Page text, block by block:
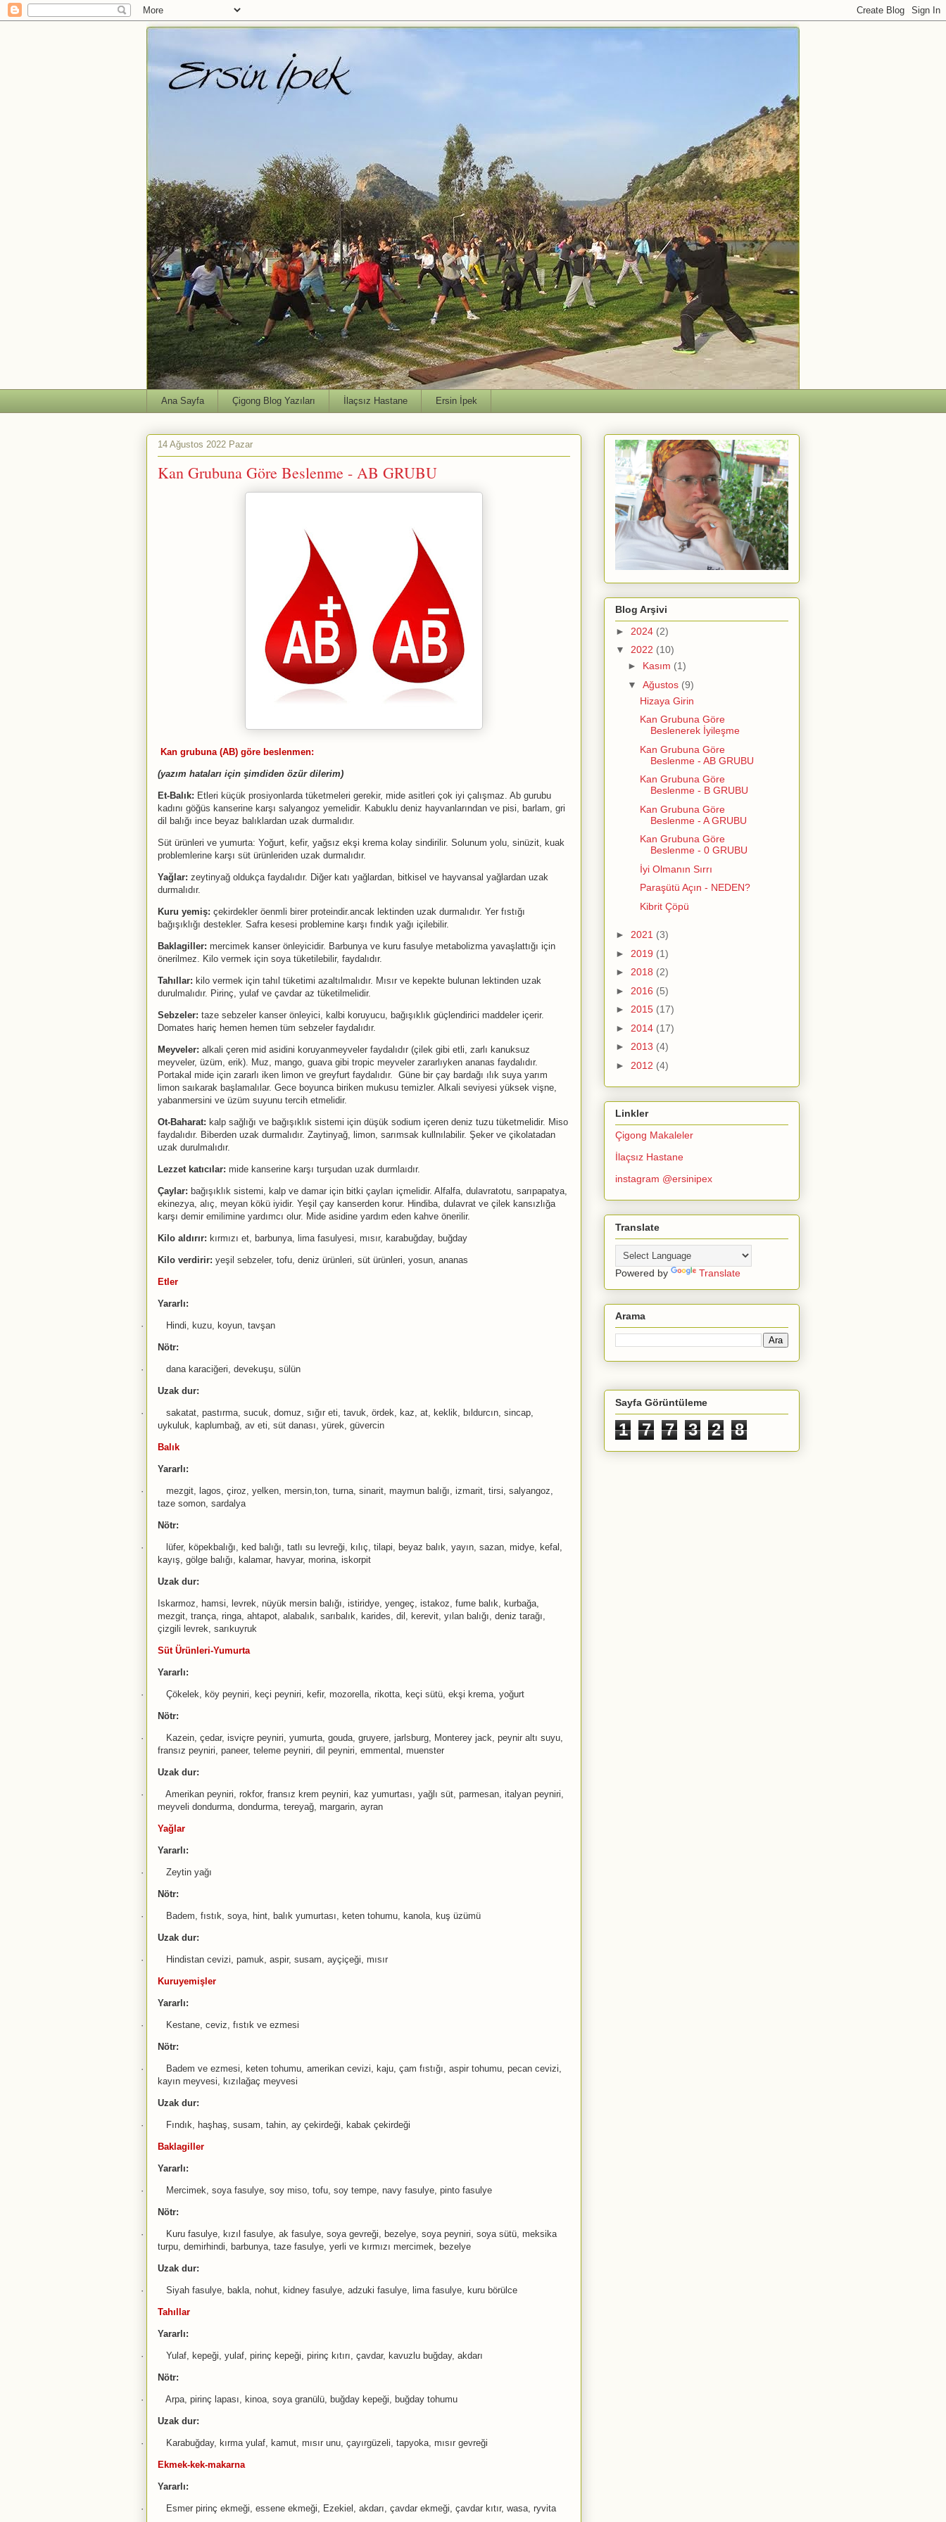
Ana Sayfa Çigong Blog Yazıları İlaçsız Hastane Ersin İpek
14 Ağustos 2022 Pazar
Kan Grubuna Göre Beslenme - AB GRUBU
Kan grubuna (AB) göre beslenmen:
(yazım hataları için şimdiden özür dilerim)
Et-Balık: Etleri küçük prosiyonlarda tüketmeleri gerekir, mide asitleri çok iyi çalışmaz. Ab gurubu
kadını göğüs kanserine karşı salyangoz yemelidir. Kabuklu deniz hayvanlarından ve pisi, barlam, gri
dil balığı ince beyaz balıklardan uzak durmalıdır.
Süt ürünleri ve yumurta: Yoğurt, kefir, yağsız ekşi krema kolay sindirilir. Solunum yolu, sinüzit, kuak
problemlerine karşı süt ürünleriden uzak durmalıdır.
Yağlar: zeytinyağ oldukça faydalıdır. Diğer katı yağlardan, bitkisel ve hayvansal yağlardan uzak
durmalıdır.
Kuru yemiş: çekirdekler öenmli birer proteindir.ancak lektinden uzak durmalıdır. Yer fıstığı
bağışıklığı destekler. Safra kesesi problemine karşı fındık yağı içilebilir.
Baklagiller: mercimek kanser önleyicidir. Barbunya ve kuru fasulye metabolizma yavaşlattığı için
önerilmez. Kilo vermek için soya tüketilebilir, faydalıdır.
Tahıllar: kilo vermek için tahıl tüketimi azaltılmalıdır. Mısır ve kepekte bulunan lektinden uzak
durulmalıdır. Pirinç, yulaf ve çavdar az tüketilmelidir.
Sebzeler: taze sebzeler kanser önleyici, kalbi koruyucu, bağışıklık güçlendirici maddeler içerir.
Domates hariç hemen hemen tüm sebzeler faydalıdır.
Meyveler: alkali çeren mid asidini koruyanmeyveler faydalıdır (çilek gibi etli, zarlı kanuksuz
meyveler, üzüm, erik). Muz, mango, guava gibi tropic meyveler zararlıyken ananas faydalıdır.
Portakal mide için zararlı iken limon ve greyfurt faydalıdır. Güne bir çay bardağı ılık suya yarım
limon saıkarak başlamalılar. Gece boyunca biriken mukusu temizler. Alkali seviyesi yüksek vişne,
yabanmersini ve üzüm suyunu tercih etmelidir.
Ot-Baharat: kalp sağlığı ve bağışıklık sistemi için düşük sodium içeren deniz tuzu tüketmelidir. Miso
faydalıdır. Biberden uzak durmalıdır. Zaytinyağ, limon, sarımsak kullnılabilir. Şeker ve çikolatadan
uzak durulmalıdır.
Lezzet katıcılar: mide kanserine karşı turşudan uzak durmlaıdır.
Çaylar: bağışıklık sistemi, kalp ve damar için bitki çayları içmelidir. Alfalfa, dulavratotu, sarıpapatya,
ekinezya, alıç, meyan kökü iyidir. Yeşil çay kanserden korur. Hindiba, dulavrat ve çilek kansızlığa
karşı demir emilimine yardımcı olur. Mide asidine yardım eden kahve önerilir.
Kilo aldırır: kırmızı et, barbunya, lima fasulyesi, mısır, karabuğday, buğday
Kilo verdirir: yeşil sebzeler, tofu, deniz ürünleri, süt ürünleri, yosun, ananas
Etler
Yararlı:
· Hindi, kuzu, koyun, tavşan
Nötr:
· dana karaciğeri, devekuşu, sülün
Uzak dur:
·
sakatat, pastırma, sucuk, domuz, sığır eti, tavuk, ördek, kaz, at, keklik, bıldurcın, sincap,
uykuluk, kaplumbağ, av eti, süt danası, yürek, güvercin
Balık
Yararlı:
·
mezgit, lagos, çiroz, yelken, mersin,ton, turna, sinarit, maymun balığı, izmarit, tirsi, salyangoz,
taze somon, sardalya
Nötr:
·
lüfer, köpekbalığı, ked balığı, tatlı su levreği, kılıç, tilapi, beyaz balık, yayın, sazan, midye, kefal,
kayış, gölge balığı, kalamar, havyar, morina, iskorpit
Uzak dur:
Iskarmoz, hamsi, levrek, nüyük mersin balığı, istiridye, yengeç, istakoz, fume balık, kurbağa,
mezgit, trança, ringa, ahtapot, alabalık, sarıbalık, karides, dil, kerevit, yılan balığı, deniz tarağı,
çizgili levrek, sarıkuyruk
Süt Ürünleri-Yumurta
Yararlı:
· Çökelek, köy peyniri, keçi peyniri, kefir, mozorella, rikotta, keçi sütü, ekşi krema, yoğurt
Nötr:
·
Kazein, çedar, isviçre peyniri, yumurta, gouda, gruyere, jarlsburg, Monterey jack, peynir altı suyu,
fransız peyniri, paneer, teleme peyniri, dil peyniri, emmental, muenster
Uzak dur:
·
Amerikan peyniri, rokfor, fransız krem peyniri, kaz yumurtası, yağlı süt, parmesan, italyan peyniri,
meyveli dondurma, dondurma, tereyağ, margarin, ayran
Yağlar
Yararlı:
· Zeytin yağı
Nötr:
· Badem, fıstık, soya, hint, balık yumurtası, keten tohumu, kanola, kuş üzümü
Uzak dur:
· Hindistan cevizi, pamuk, aspir, susam, ayçiçeği, mısır
Kuruyemişler
Yararlı:
· Kestane, ceviz, fıstık ve ezmesi
Nötr:
·
Badem ve ezmesi, keten tohumu, amerikan cevizi, kaju, çam fıstığı, aspir tohumu, pecan cevizi,
kayın meyvesi, kızılağaç meyvesi
Uzak dur:
· Fındık, haşhaş, susam, tahin, ay çekirdeği, kabak çekirdeği
Baklagiller
Yararlı:
· Mercimek, soya fasulye, soy miso, tofu, soy tempe, navy fasulye, pinto fasulye
Nötr:
·
Kuru fasulye, kızıl fasulye, ak fasulye, soya gevreği, bezelye, soya peyniri, soya sütü, meksika
turpu, demirhindi, barbunya, taze fasulye, yerli ve kırmızı mercimek, bezelye
Uzak dur:
· Siyah fasulye, bakla, nohut, kidney fasulye, adzuki fasulye, lima fasulye, kuru börülce
Tahıllar
Yararlı:
· Yulaf, kepeği, yulaf, pirinç kepeği, pirinç kıtırı, çavdar, kavuzlu buğday, akdarı
Nötr:
· Arpa, pirinç lapası, kinoa, soya granülü, buğday kepeği, buğday tohumu
Uzak dur:
· Karabuğday, kırma yulaf, kamut, mısır unu, çayırgüzeli, tapyoka, mısır gevreği
Ekmek-kek-makarna
Yararlı:
· Esmer pirinç ekmeği, essene ekmeği, Ezekiel, akdarı, çavdar ekmeği, çavdar kıtır, wasa, ryvita
Blog Arşivi
► 2024 (2)
▼ 2022 (10)
► Kasım (1)
▼ Ağustos (9)
Hizaya Girin
Kan Grubuna Göre
Beslenerek İyileşme
Kan Grubuna Göre
Beslenme - AB GRUBU
Kan Grubuna Göre
Beslenme - B GRUBU
Kan Grubuna Göre
Beslenme - A GRUBU
Kan Grubuna Göre
Beslenme - 0 GRUBU
İyi Olmanın Sırrı
Paraşütü Açın - NEDEN?
Kibrit Çöpü
► 2021 (3)
► 2019 (1)
► 2018 (2)
► 2016 (5)
► 2015 (17)
► 2014 (17)
► 2013 (4)
► 2012 (4)
Linkler
Çigong Makaleler
İlaçsız Hastane
instagram @ersinipex
Translate
Powered by Translate
Arama
Sayfa Görüntüleme
1 7 7 3 2 8